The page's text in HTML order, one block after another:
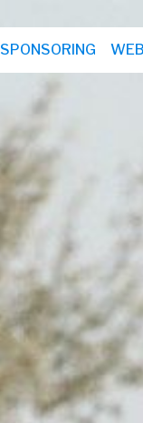
SPONSORING